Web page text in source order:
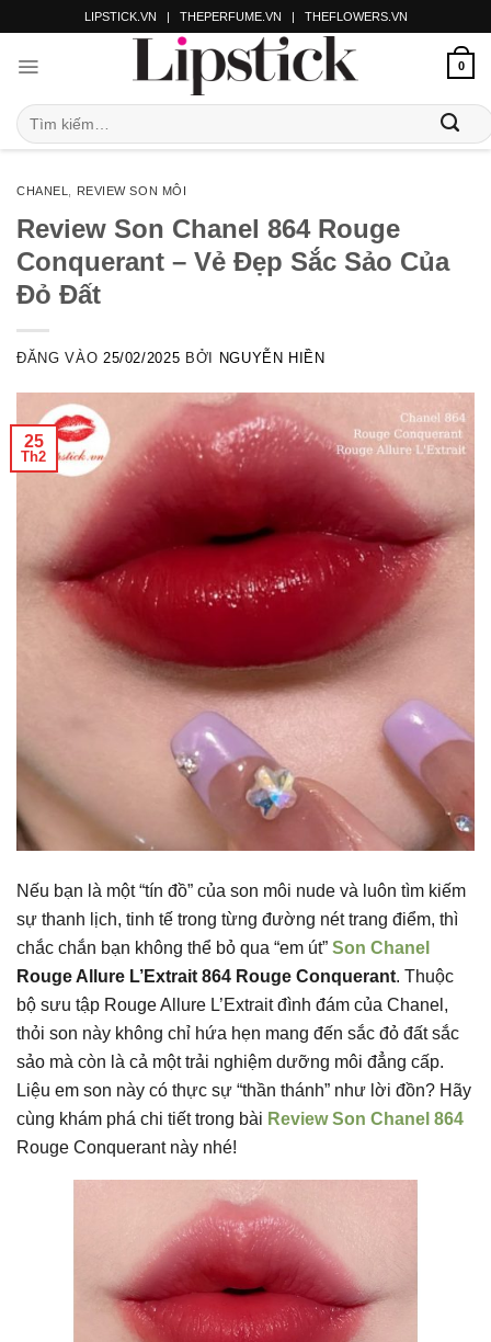
LIPSTICK.VN | THEPERFUME.VN | THEFLOWERS.VN
0
CHANEL REVIEW SON MÔI
Review Son Chanel 864 Rouge
Conquerant – Vẻ Đẹp Sắc Sảo Của
Đỏ Đất
ĐĂNG VÀO 25/02/2025 BỞI NGUYỄN HIỀN
25
Th2
Nếu bạn là một “tín đồ” của son môi nude và luôn tìm kiếm
sự thanh lịch, tinh tế trong từng đường nét trang điểm, thì
chắc chắn bạn không thể bỏ qua “em út” Son Chanel
Rouge Allure L’Extrait 864 Rouge Conquerant. Thuộc
bộ sưu tập Rouge Allure L’Extrait đình đám của Chanel,
thỏi son này không chỉ hứa hẹn mang đến sắc đỏ đất sắc
sảo mà còn là cả một trải nghiệm dưỡng môi đẳng cấp.
Liệu em son này có thực sự “thần thánh” như lời đồn? Hãy
cùng khám phá chi tiết trong bài Review Son Chanel 864
Rouge Conquerant này nhé!